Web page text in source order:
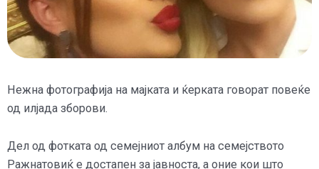
Нежна фотографија на мајката и ќерката говорат повеќе
од илјада зборови.
Дел од фотката од семејниот албум на семејството
Ражнатовиќ е достапен за јавноста, а оние кои што